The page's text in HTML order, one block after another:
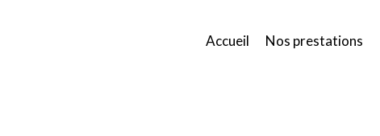
Accueil Nos prestations